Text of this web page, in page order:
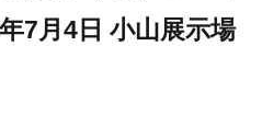
7月4日 小山展示場